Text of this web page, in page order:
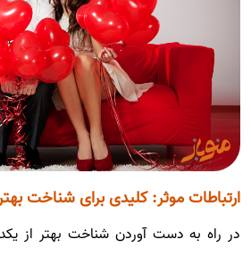
ارتباطات موثر: کلیدی برای شناخت
در راه به دست آوردن شناخت بهتر از